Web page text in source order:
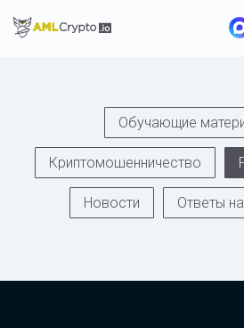
Обучающие
Криптомошенничество
Новости Ответы